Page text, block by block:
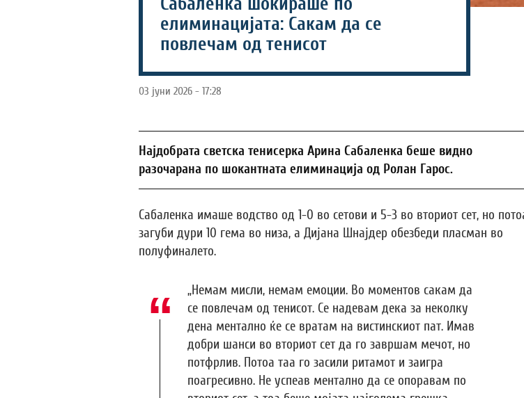
елиминацијата: Сакам да се
повлечам од тенисот
03 јуни 2026 - 17:28
Најдобрата светска тенисерка Арина Сабаленка беше видно
разочарана по шокантната елиминација од Ролан Гарос.
Сабаленка имаше водство од 1-0 во сетови и 5-3 во вториот сет, но
загуби дури 10 гема во низа, а Дијана Шнајдер обезбеди пласман во
полуфиналето.
„Немам мисли, немам емоции. Во моментов сакам да
се повлечам од тенисот. Се надевам дека за неколку
дена ментално ќе се вратам на вистинскиот пат. Имав
добри шанси во вториот сет да го завршам мечот, но
потфрлив. Потоа таа го засили ритамот и заигра
поагресивно. Не успеав ментално да се опоравам по